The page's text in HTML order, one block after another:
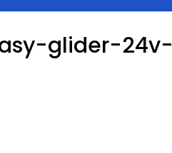
glider-24v-